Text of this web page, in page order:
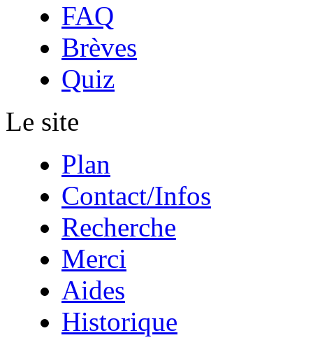
FAQ
Brèves
Quiz
Le site
Plan
Contact/Infos
Recherche
Merci
Aides
Historique